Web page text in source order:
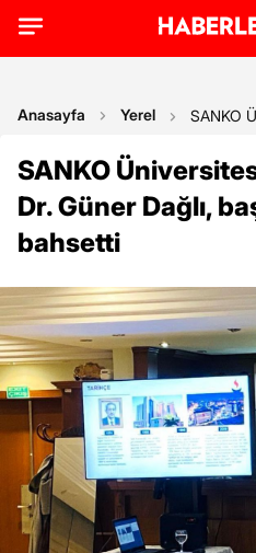
Anasayfa Yerel SANKO
SANKO
Dr. Güner Dağlı,
bahsetti